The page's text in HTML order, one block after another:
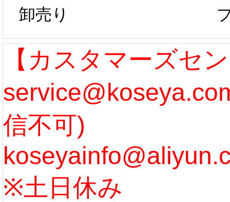
作、発送予定と
なります。 ...
[more]
たし
ル期
まで
う...
卸売り
【カスタマーズセ
信不可)
※土日休み